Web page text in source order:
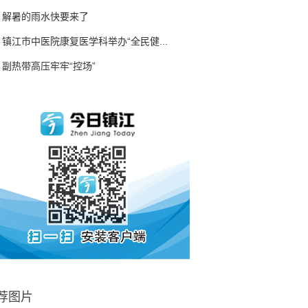
解暑的雨水快要来了
镇江市中医院康复医学科举办“全民健...
副热带高压牢牢“控场”
图片